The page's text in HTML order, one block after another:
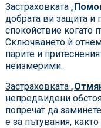
Застраховката „
добрата ви защита и
спокойствие когато
Сключването ѝ
парите и
неизмерими.
Застраховката „
непредвидени
попречат да
е за пътувания,